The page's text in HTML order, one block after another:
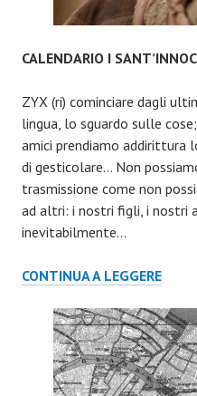
CALENDARIO I
ZYX (ri) cominciare dagli
lingua, lo sguardo sulle
amici prendiamo addirittura
di gesticolare… Non
trasmissione come non
ad altri: i nostri figli, i nostri
inevitabilmente…
CONTINUA A LEGGERE
2023